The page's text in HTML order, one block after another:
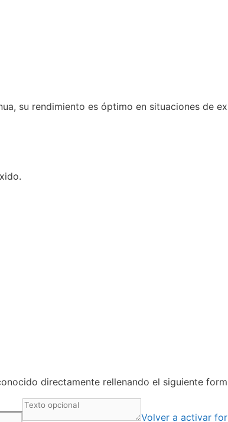
su rendimiento es óptimo en situaciones de
directamente rellenando el siguiente
Volver a activar